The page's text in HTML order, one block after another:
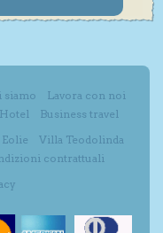
siamo
Lavora con noi
Hotel
Business travel
Villa Teodolinda
contrattuali